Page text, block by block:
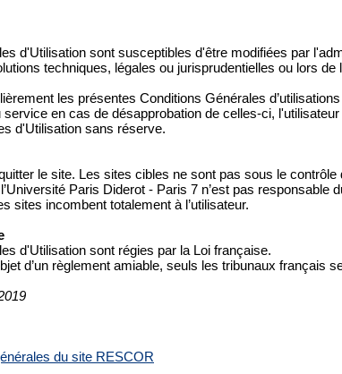
d'Utilisation sont susceptibles d'être modifiées par
techniques, légales ou jurisprudentielles ou lors de
les présentes Conditions Générales
en cas de désapprobation de celles-ci,
d'Utilisation sans réserve.
le site. Les sites cibles ne sont pas sous le contrôle
Paris Diderot - Paris 7 n’est pas responsable
sites incombent totalement à l’utilisateur.
d'Utilisation sont régies par la Loi française.
d’un règlement amiable, seuls les tribunaux français
du site RESCOR